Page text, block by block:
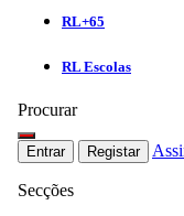
RL+65
RL Escolas
Procurar
Entrar Registar
Secções